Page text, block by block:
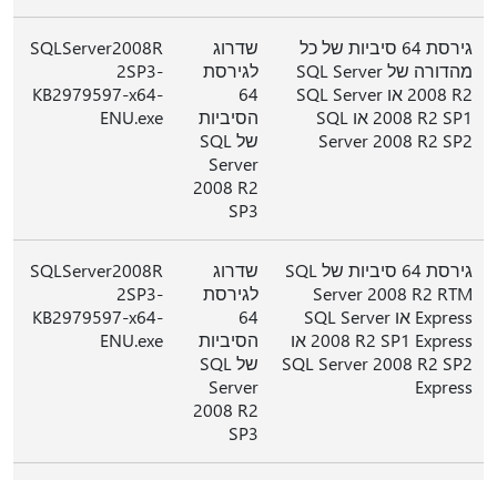
גירסת 64 סיביות של כל
מהדורה של SQL Server
2008 R2 או SQL Server
2008 R2 SP1 או SQL
Server 2008 R2 SP2
שדרוג
לגירסת
64
הסיביות
של SQL
Server
2008 R2
SP3
SQLServer2008R
2SP3-
KB2979597-x64-
ENU.exe
גירסת 64 סיביות של SQL
Server 2008 R2 RTM
Express או SQL Server
2008 R2 SP1 Express או
SQL Server 2008 R2 SP2
Express
שדרוג
לגירסת
64
הסיביות
של SQL
Server
2008 R2
SP3
SQLServer2008R
2SP3-
KB2979597-x64-
ENU.exe